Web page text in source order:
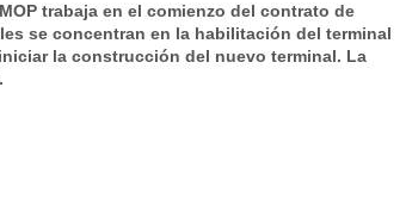
trabaja en el comienzo del contrato de
se concentran en la habilitación del terminal
la construcción del nuevo terminal. La